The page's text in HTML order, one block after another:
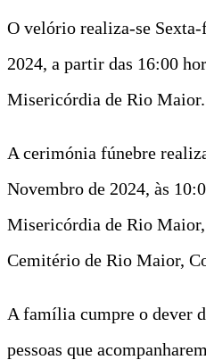
O velório realiza-se
2024, a partir das 16:00
Misericórdia de Rio Maior.
A cerimónia fúnebre
Novembro de 2024, às
Misericórdia de Rio
Cemitério de Rio Maior,
A família cumpre o dever
pessoas que